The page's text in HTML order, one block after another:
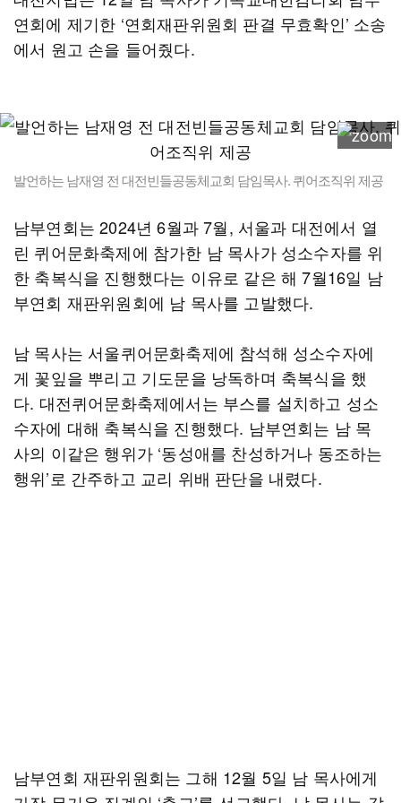
연회에 제기한 ‘연회재판위원회 판결 무효확인’ 소송
에서 원고 손을 들어줬다.
발언하는 남재영 전 대전빈들공동체교회 담임목사. 퀴어조직위 제공
남부연회는 2024년 6월과 7월, 서울과 대전에서 열
린 퀴어문화축제에 참가한 남 목사가 성소수자를 위
한 축복식을 진행했다는 이유로 같은 해 7월16일 남
부연회 재판위원회에 남 목사를 고발했다.
남 목사는 서울퀴어문화축제에 참석해 성소수자에
게 꽃잎을 뿌리고 기도문을 낭독하며 축복식을 했
다. 대전퀴어문화축제에서는 부스를 설치하고 성소
수자에 대해 축복식을 진행했다. 남부연회는 남 목
사의 이같은 행위가 ‘동성애를 찬성하거나 동조하는
행위’로 간주하고 교리 위배 판단을 내렸다.
남부연회 재판위원회는 그해 12월 5일 남 목사에게